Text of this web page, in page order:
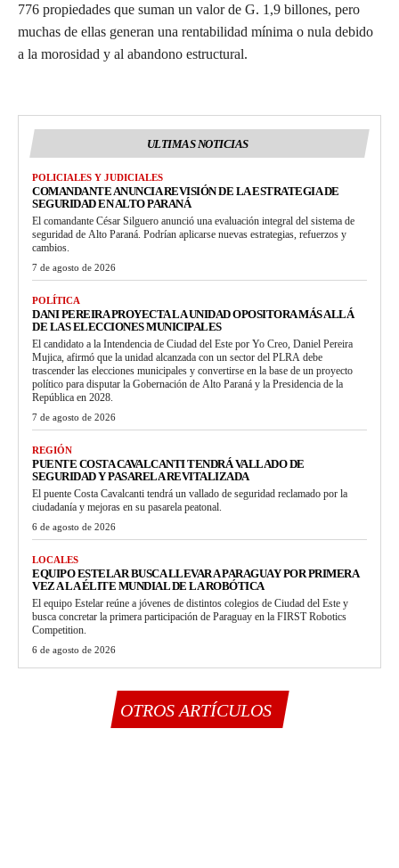
776 propiedades que suman un valor de G. 1,9 billones, pero
muchas de ellas generan una rentabilidad mínima o nula debido
a la morosidad y al abandono estructural.
ULTIMAS NOTICIAS
POLICIALES Y JUDICIALES
COMANDANTE ANUNCIA REVISIÓN DE LA ESTRATEGIA DE
SEGURIDAD EN ALTO PARANÁ
El comandante César Silguero anunció una evaluación integral del sistema de
seguridad de Alto Paraná. Podrían aplicarse nuevas estrategias, refuerzos y
cambios.
7 de agosto de 2026
POLÍTICA
DANI PEREIRA PROYECTA LA UNIDAD OPOSITORA MÁS ALLÁ
DE LAS ELECCIONES MUNICIPALES
El candidato a la Intendencia de Ciudad del Este por Yo Creo, Daniel Pereira
Mujica, afirmó que la unidad alcanzada con un sector del PLRA debe
trascender las elecciones municipales y convertirse en la base de un proyecto
político para disputar la Gobernación de Alto Paraná y la Presidencia de la
República en 2028.
7 de agosto de 2026
REGIÓN
PUENTE COSTA CAVALCANTI TENDRÁ VALLADO DE
SEGURIDAD Y PASARELA REVITALIZADA
El puente Costa Cavalcanti tendrá un vallado de seguridad reclamado por la
ciudadanía y mejoras en su pasarela peatonal.
6 de agosto de 2026
LOCALES
EQUIPO ESTELAR BUSCA LLEVAR A PARAGUAY POR PRIMERA
VEZ A LA ÉLITE MUNDIAL DE LA ROBÓTICA
El equipo Estelar reúne a jóvenes de distintos colegios de Ciudad del Este y
busca concretar la primera participación de Paraguay en la FIRST Robotics
Competition.
6 de agosto de 2026
OTROS ARTÍCULOS